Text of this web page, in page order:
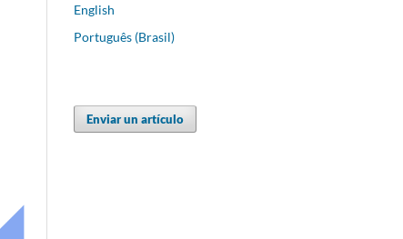
English
Português (Brasil)
Enviar un artículo